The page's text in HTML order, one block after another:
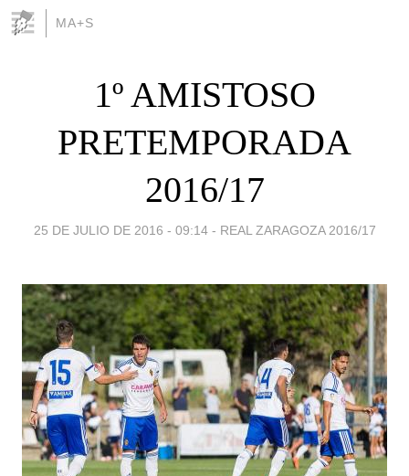
MA+S
1º AMISTOSO
PRETEMPORADA
2016/17
25 DE JULIO DE 2016 - 09:14 - REAL ZARAGOZA 2016/17